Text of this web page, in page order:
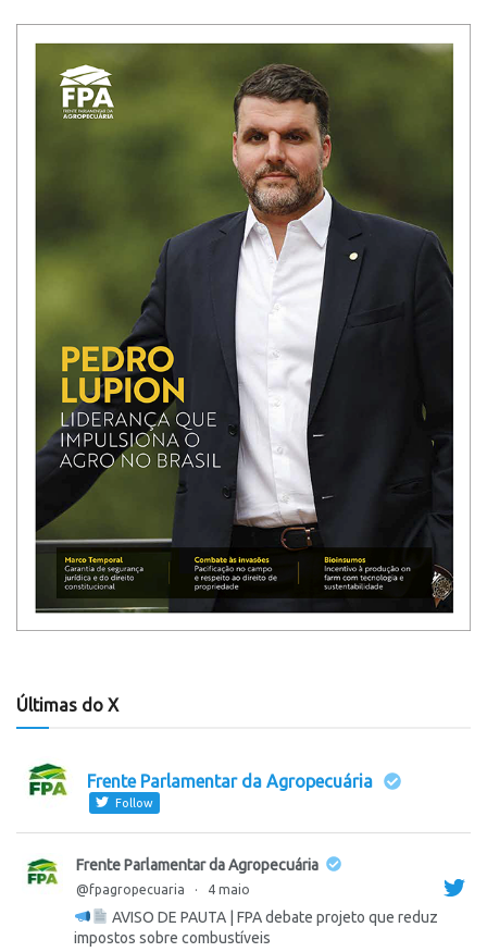
Últimas do X
Frente Parlamentar da Agropecuária
Follow
Frente Parlamentar da Agropecuária
@fpagropecuaria · 4 maio
AVISO DE PAUTA | FPA debate projeto que reduz
impostos sobre combustíveis